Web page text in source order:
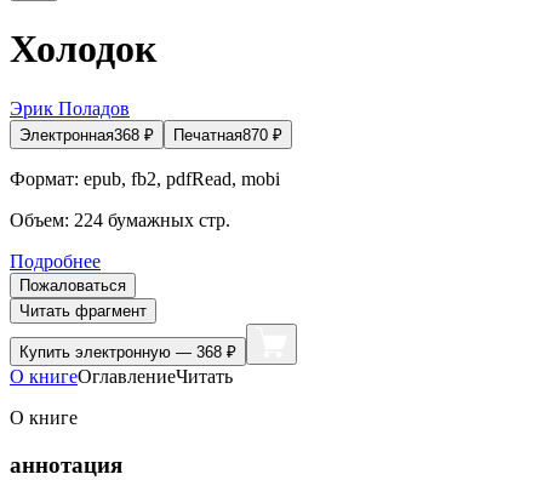
Холодок
Эрик Поладов
Электронная368 ₽ Печатная870 ₽
Формат: epub, fb2, pdfRead, mobi
Объем: 224 бумажных стр.
Подробнее
Пожаловаться
Читать фрагмент
Купить электронную — 368 ₽
О книгеОглавлениеЧитать
О книге
аннотация